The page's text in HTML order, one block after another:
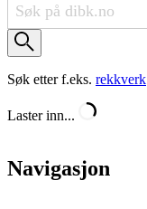
Søk etter f.eks. rekkverk
Laster inn...
Navigasjon